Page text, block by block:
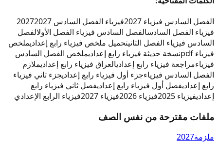
الفصل السادس فيزياء 2027
فيزياء الفصل السادس 2027 2027
فيزياء الفصل السادسالفصل السادس فيزياء الفصل الأولالفصل
السادس فيزياء الفصل الثانيتحميل ملخص فيزياء رابع إعداديملخص
فيزياء pdf
نسخة حديثة فيزياء رابع إعداديملخص الفصل السادس
فيزياءمراجعة فيزياء رابع إعداديالعراق فيزياء رابع إعداديملازم
الفصل السادس فيزياءجزء أول فيزياء رابع إعداديجزء ثاني فيزياء
رابع إعداديفصل أول فيزياء رابع إعداديفصل ثاني فيزياء رابع
إعداديفيزياء 2025 فيزياء 2026 فيزياء 2027 فيزياء الرابع الإعدادي
ملفات مقترحة من نفس الصف
ملزمة2027